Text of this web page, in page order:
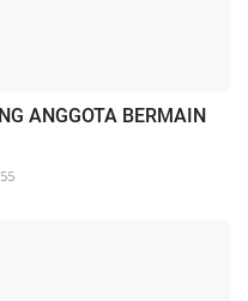
ANGGOTA BERMAIN